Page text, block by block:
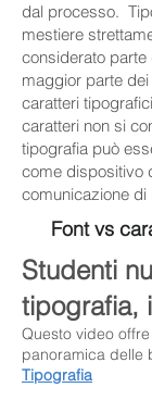
dal processo.
mestiere
considerato parte
maggior parte
caratteri
caratteri non si
tipografia può
come dispositivo
comunicazione di
Font vs
Studenti
tipografia,
Questo video
panoramica delle
Tipografia